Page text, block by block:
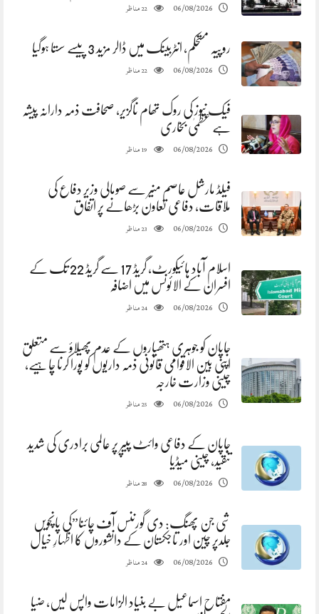
06/08/2026
22مناظر
روپیہ مستحکم، انٹربینک میں ڈالر مزید 3 پیسے سستا ہوگیا
06/08/2026
22مناظر
فیک نیوز کی روک تھام ناگزیر، صحافت ذمہ دارانہ پیشہ
ہے عظمیٰ بخاری
06/08/2026
19مناظر
فیلڈ مارشل عاصم منیر سے صومالی وزیر دفاع کی
ملاقات، دفاعی تعاون بڑھانے پر اتفاق
06/08/2026
23مناظر
اسلام آباد ہائیکورٹ، گریڈ 17 سے گریڈ 22 تک کے
افسران کے الائونس میں اضافہ
06/08/2026
24مناظر
جاپان کو جوہری ہتھیاروں کے عدم پھیلاؤ سے متعلق
اپنی بین الاقوامی قانونی ذمہ داریوں کو پورا کرنا چاہیے،
چینی وزارت خارجہ
06/08/2026
25مناظر
جاپان کے دفاعی وائٹ پیپر پر عالمی برادری کی شدید
تنقید، چینی میڈیا
06/08/2026
28مناظر
شی جن پھنگ: دی گورننس آف چائنا”کی پانچویں
جلدپر چین اور تاجکستان کے دانشوروں کا اظہارِ خیال
06/08/2026
24مناظر
مفتاح اسماعیل بے بنیاد الزامات واپس لیں، ضیا